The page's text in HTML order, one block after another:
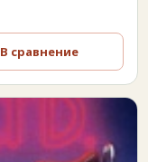
В сравнение